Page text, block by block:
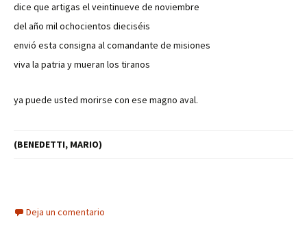
dice que artigas el veintinueve de noviembre
del año mil ochocientos dieciséis
envió esta consigna al comandante de misiones
viva la patria y mueran los tiranos
ya puede usted morirse con ese magno aval.
(BENEDETTI, MARIO)
Deja un comentario